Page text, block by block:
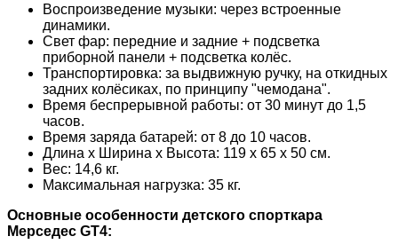
Воспроизведение музыки: через встроенные
динамики.
Свет фар: передние и задние + подсветка
приборной панели + подсветка колёс.
Транспортировка: за выдвижную ручку, на откидных
задних колёсиках, по принципу "чемодана".
Время беспрерывной работы: от 30 минут до 1,5
часов.
Время заряда батарей: от 8 до 10 часов.
Длина х Ширина х Высота: 119 x 65 x 50 см.
Вес: 14,6 кг.
Максимальная нагрузка: 35 кг.
Основные особенности детского спорткара
Мерседес GT4: